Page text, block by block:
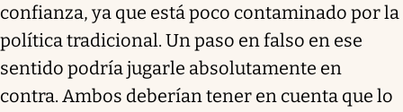
confianza, ya que está poco contaminado por la
política tradicional. Un paso en falso en ese
sentido podría jugarle absolutamente en
contra. Ambos deberían tener en cuenta que lo